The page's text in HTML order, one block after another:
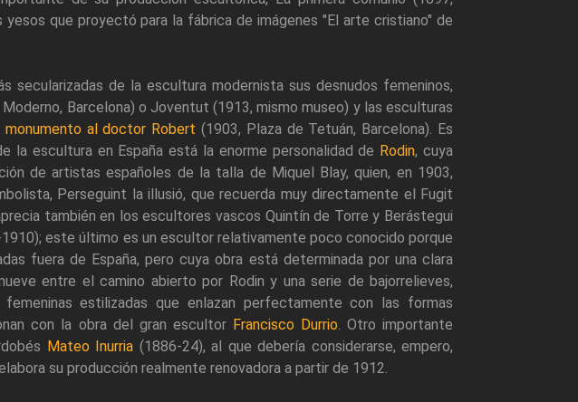
que proyectó para la fábrica de imágenes "El arte cristiano" de
secularizadas de la escultura modernista sus desnudos femeninos,
Barcelona) o Joventut (1913, mismo museo) y las esculturas
monumento al doctor Robert (1903, Plaza de Tetuán, Barcelona). Es
la escultura en España está la enorme personalidad de Rodin, cuya
de artistas españoles de la talla de Miquel Blay, quien, en 1903,
Perseguint la illusió, que recuerda muy directamente el Fugit
también en los escultores vascos Quintín de Torre y Berástegui
este último es un escultor relativamente poco conocido porque
fuera de España, pero cuya obra está determinada por una clara
entre el camino abierto por Rodin y una serie de bajorrelieves,
estilizadas que enlazan perfectamente con las formas
con la obra del gran escultor Francisco Durrio. Otro importante
Mateo Inurria (1886-24), al que debería considerarse, empero,
su producción realmente renovadora a partir de 1912.